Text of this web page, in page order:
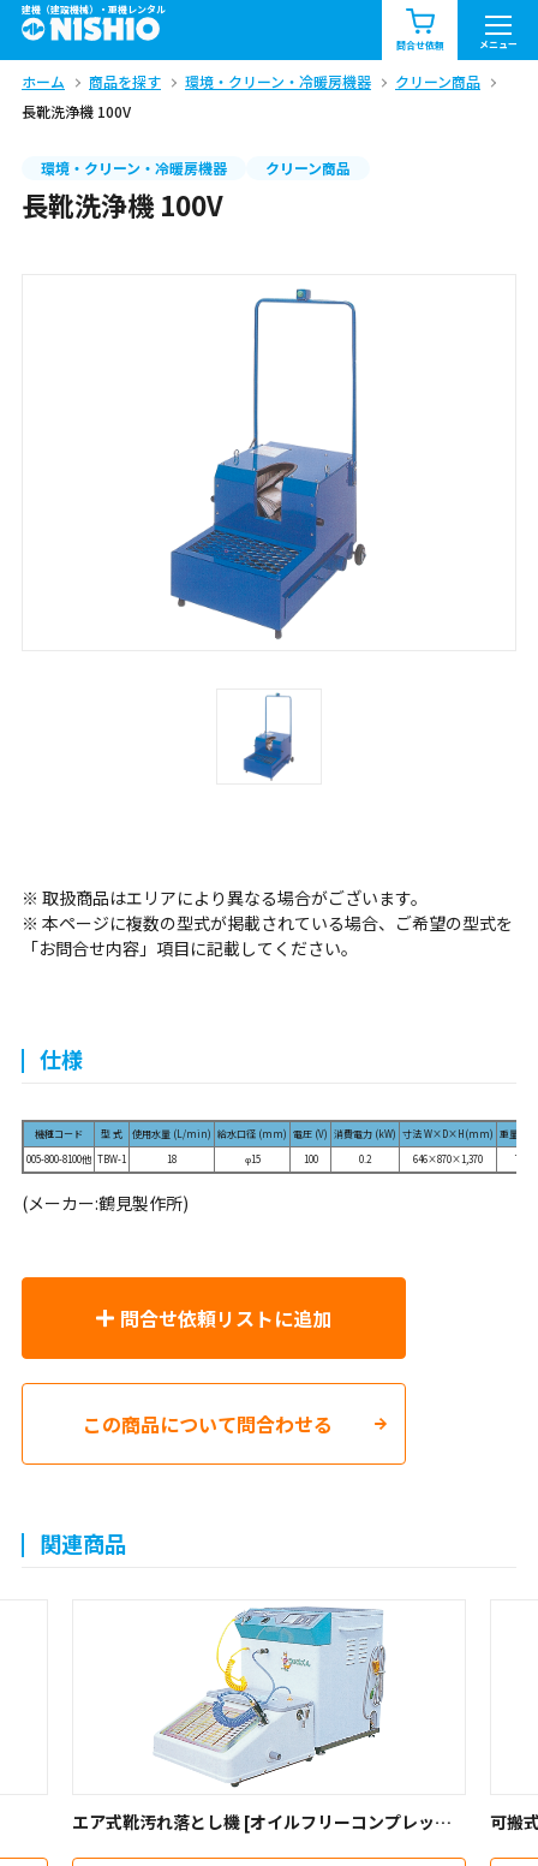
建機（建設機械）・重機レンタル
問合せ依頼 メニュー
商品一覧 お知らせ一覧
問合せ依頼リスト お問合せ
北海道
九州・沖縄（外部）
ホーム 商品を探す 環境・クリーン・冷暖房機器
クリーン商品
長靴洗浄機 100V
環境・クリーン・冷暖房機器 クリーン商品
長靴洗浄機 100V
※ 取扱商品はエリアにより異なる場合がございます。
※ 本ページに複数の型式が掲載されている場合、ご希望の型式を
「お問合せ内容」項目に記載してください。
仕様
機種コード 型 式 使用水量 (L/min) 給水口径 (mm) 電圧 (V) 消費電力 (kW) 寸法 W×D×H(mm) 重量
005-800-8100他 TBW-1 18 φ15 100 0.2 646×870×1,370 72
(メーカー:鶴見製作所)
問合せ依頼リストに追加
この商品について問合わせる
関連商品
エア式靴汚れ落とし機 [オイルフリーコンプレッサ
可搬